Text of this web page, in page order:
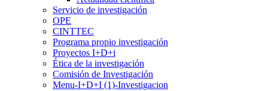
Servicio de investigación
OPE
CINTTEC
Programa propio investigación
Proyectos I+D+i
Ética de la investigación
Comisión de Investigación
Menu-I+D+I (1)-Investigacion